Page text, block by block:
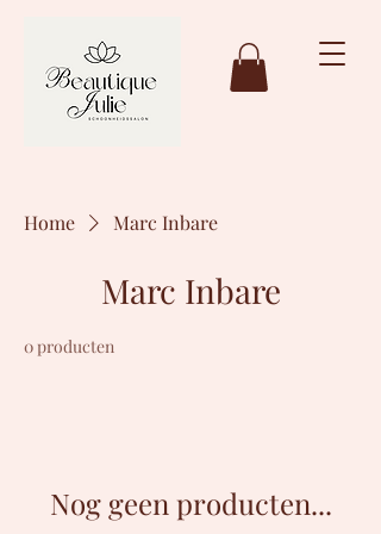
Home Marc Inbare
Marc Inbare
0 producten
Nog geen producten...